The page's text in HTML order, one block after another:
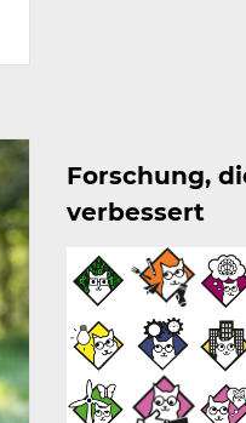
Forschung,
verbessert